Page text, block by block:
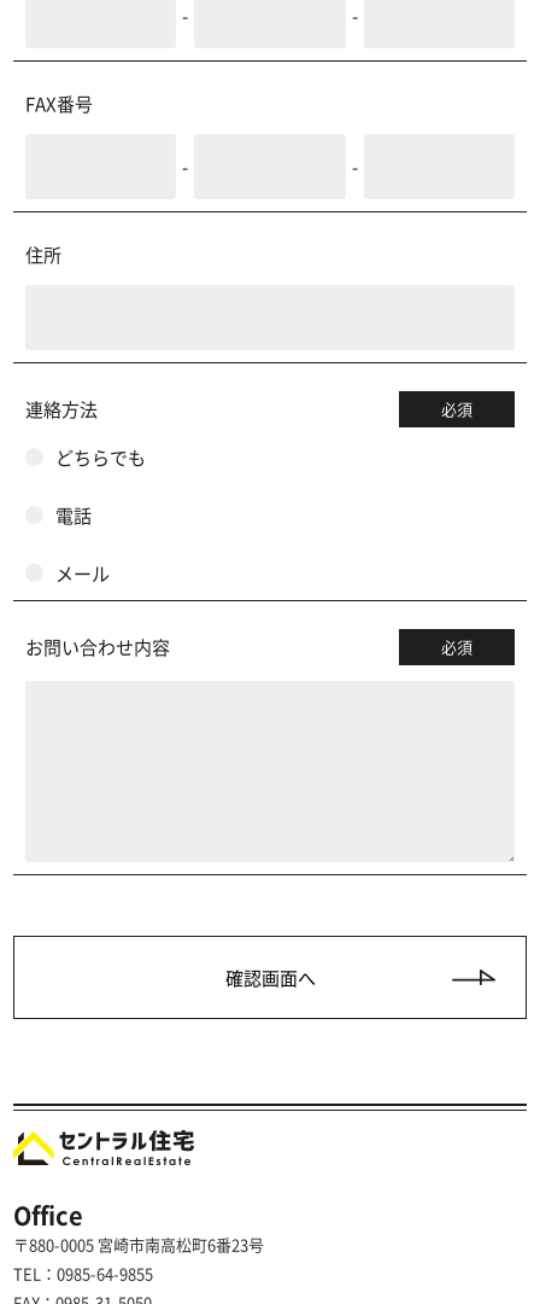
- -
FAX番号
- -
住所
連絡方法 必須
どちらでも
電話
メール
お問い合わせ内容 必須
Office
〒880-0005 宮崎市南高松町6番23号
TEL：0985-64-9855